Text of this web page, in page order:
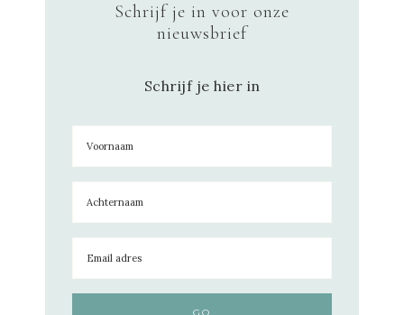
Schrijf je in voor onze
nieuwsbrief
Schrijf je hier in